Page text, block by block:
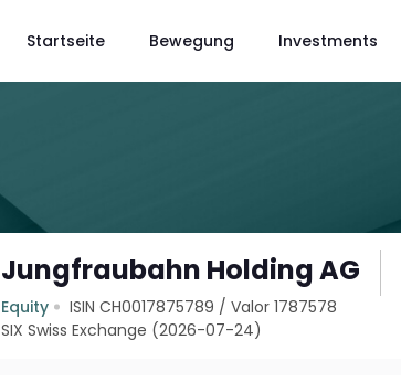
Startseite Bewegung Investments
Jungfraubahn Holding AG
Equity ISIN CH0017875789 /Valor 1787578
SIX Swiss Exchange (2026-07-24)